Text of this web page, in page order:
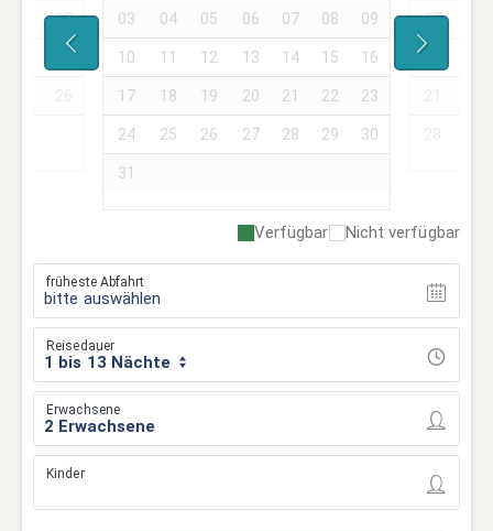
12
19
03 04 05 06 07 08 09
10 11 12 13 14 15 16
17 18 19 20 21 22 23
24 25 26 27 28 29 30
31
07
Verfügbar Nicht verfügbar
früheste Abfahrt
bitte auswählen
Reisedauer
1 bis 13 Nächte
Erwachsene
Kinder